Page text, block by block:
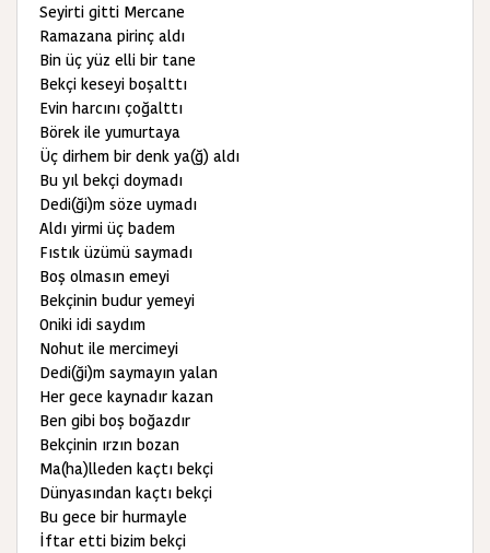
Seyirti gitti Mercane
Ramazana pirinç aldı
Bin üç yüz elli bir tane
Bekçi keseyi boşalttı
Evin harcını çoğalttı
Börek ile yumurtaya
Üç dirhem bir denk ya(ğ) aldı
Bu yıl bekçi doymadı
Dedi(ği)m söze uymadı
Aldı yirmi üç badem
Fıstık üzümü saymadı
Boş olmasın emeyi
Bekçinin budur yemeyi
Oniki idi saydım
Nohut ile mercimeyi
Dedi(ği)m saymayın yalan
Her gece kaynadır kazan
Ben gibi boş boğazdır
Bekçinin ırzın bozan
Ma(ha)lleden kaçtı bekçi
Dünyasından kaçtı bekçi
Bu gece bir hurmayle
İftar etti bizim bekçi